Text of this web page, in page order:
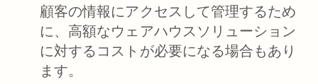
顧客の情報にアクセスして管理するため
に、高額なウェアハウスソリューション
に対するコストが必要になる場合もあり
ます。